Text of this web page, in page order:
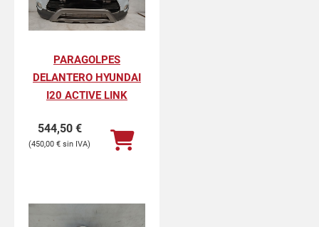
PARAGOLPES
DELANTERO HYUNDAI
I20 ACTIVE LINK
544,50 €
450,00 €